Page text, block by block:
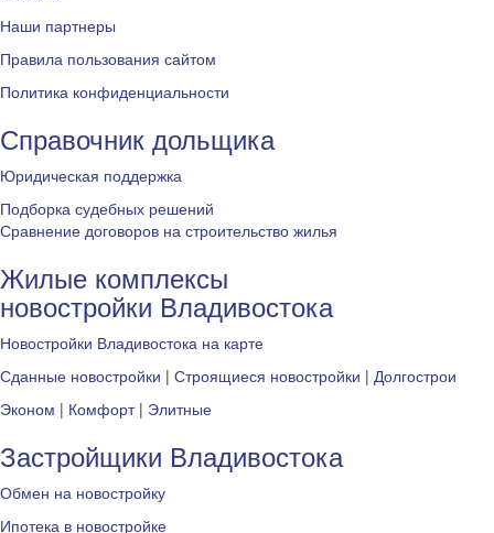
Наши партнеры
Правила пользования сайтом
Политика конфиденциальности
Справочник дольщика
Юридическая поддержка
Подборка судебных решений
Сравнение договоров на строительство жилья
Жилые комплексы
новостройки Владивостока
Новостройки Владивостока на карте
Сданные новостройки | Строящиеся новостройки | Долгострои
Эконом | Комфорт| Элитные
Застройщики Владивостока
Обмен на новостройку
Ипотека в новостройке